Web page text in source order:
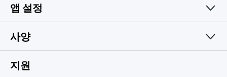
앱 설정
다양한 기능을 간단하게
사양
무선
지원